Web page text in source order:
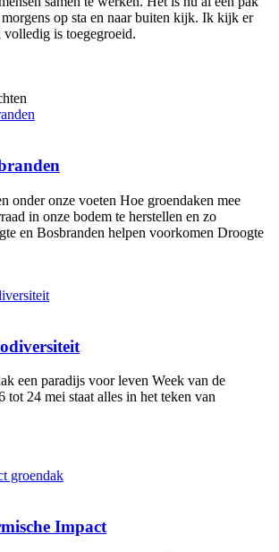
morgens op sta en naar buiten kijk. Ik kijk er
volledig is toegegroeid.
onder onze voeten Hoe groendaken mee
in onze bodem te herstellen en zo
en Bosbranden helpen voorkomen Droogte
een paradijs voor leven Week van de
tot 24 mei staat alles in het teken van
Impact